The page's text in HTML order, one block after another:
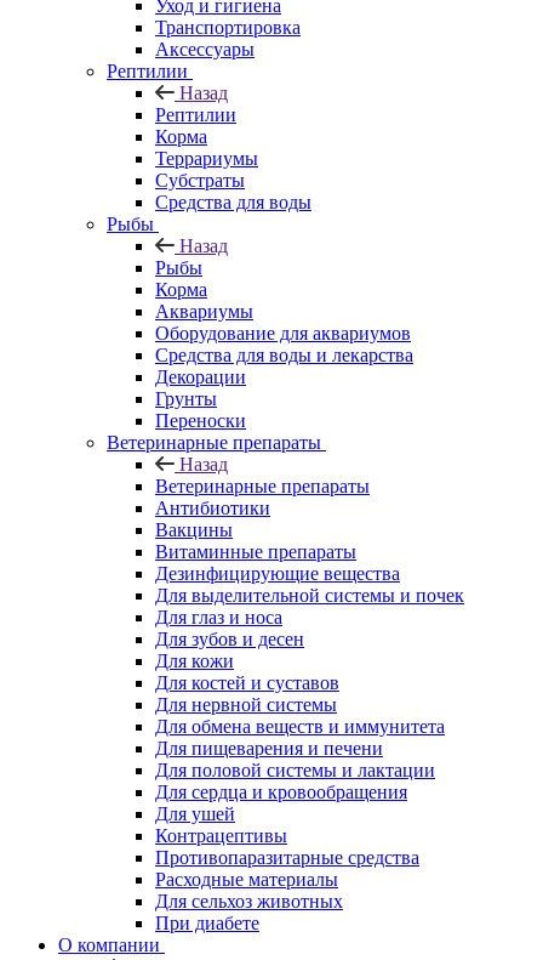
Уход и гигиена
Транспортировка
Аксессуары
Рептилии
Назад
Рептилии
Корма
Террариумы
Субстраты
Средства для воды
Рыбы
Назад
Рыбы
Корма
Аквариумы
Оборудование для аквариумов
Средства для воды и лекарства
Декорации
Грунты
Переноски
Ветеринарные препараты
Назад
Ветеринарные препараты
Антибиотики
Вакцины
Витаминные препараты
Дезинфицирующие вещества
Для выделительной системы и почек
Для глаз и носа
Для зубов и десен
Для кожи
Для костей и суставов
Для нервной системы
Для обмена веществ и иммунитета
Для пищеварения и печени
Для половой системы и лактации
Для сердца и кровообращения
Для ушей
Контрацептивы
Противопаразитарные средства
Расходные материалы
Для сельхоз животных
При диабете
О компании